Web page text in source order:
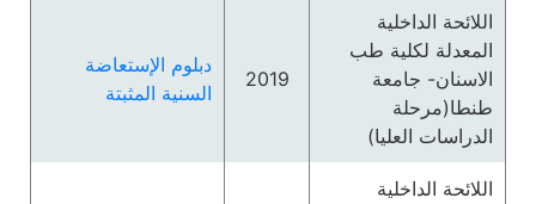
اللائحة الداخلية
المعدلة لكلية طب
الاسنان- جامعة
طنطا(مرحلة
الدراسات العليا)
2019
دبلوم الإستعاضة
السنية المثبتة
اللائحة الداخلية